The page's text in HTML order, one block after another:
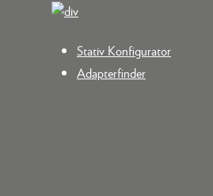
Stativ Konfigurator
Adapterfinder